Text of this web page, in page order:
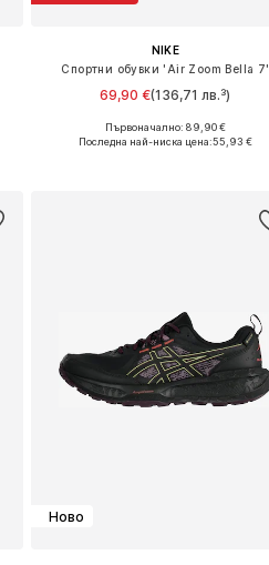
NIKE
Спортни обувки 'Air Zoom Bella 7'
69,90 €(136,71 лв.³)
Предлага се в много размери
Първоначално: 89,90 €
Последна най-ниска цена:55,93 €
Ново